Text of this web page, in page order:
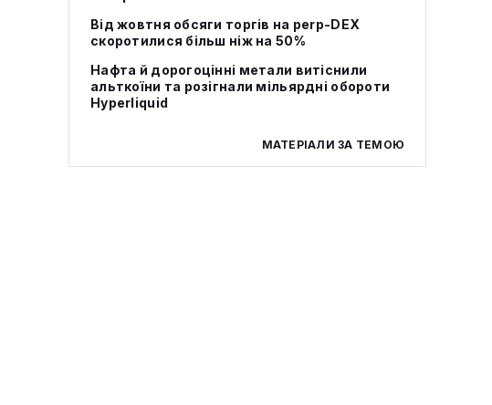
Від жовтня обсяги торгів на perp-DEX
скоротилися більш ніж на 50%
Нафта й дорогоцінні метали витіснили
альткоїни та розігнали мільярдні обороти
Hyperliquid
МАТЕРІАЛИ ЗА ТЕМОЮ